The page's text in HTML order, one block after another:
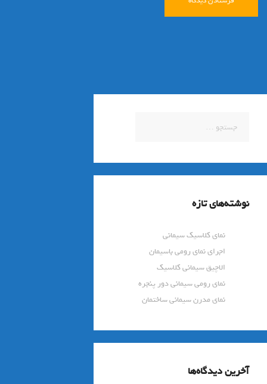
برای:
نوشته‌های تازه
نمای کلاسیک سیمانی
اجرای نمای رومی باسیمان
الاچیق سیمانی کلاسیک
نمای رومی سیمانی دور پنجره
نمای مدرن سیمانی ساختمان
آخرین دیدگاه‌ها